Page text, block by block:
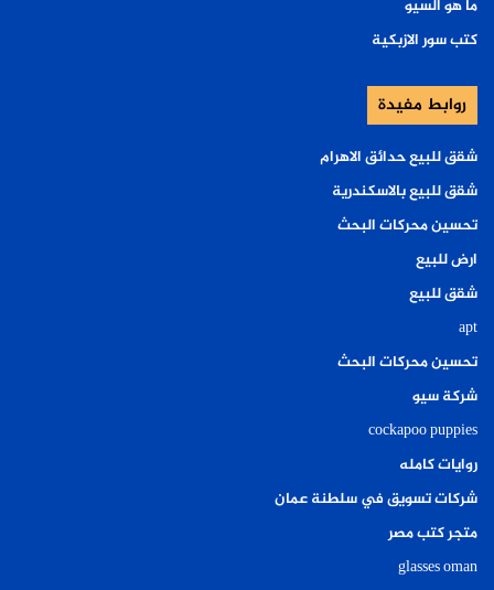
ما هو السيو
كتب سور الازبكية
روابط مفيدة
شقق للبيع حدائق الاهرام
شقق للبيع بالاسكندرية
تحسين محركات البحث
ارض للبيع
شقق للبيع
apt
تحسين محركات البحث
شركة سيو
cockapoo puppies
روايات كامله
شركات تسويق في سلطنة عمان
متجر كتب مصر
glasses oman